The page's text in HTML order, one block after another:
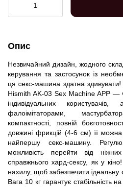
Опис
Незвичайний дизайн, жодного
керування та застосунок із
ця секс-машина здатна
Hismith AK-03 Sex Machine APP —
індивідуальних
фалоімітаторами,
компактності, повній
довжині фрикцій (4-6 см) її
найпершу секс-машину.
можливість перейти від
справжнього хард-сексу, як у
нахилу, щоб забезпечити ідеальну
Вага 10 кг гарантує стабільність